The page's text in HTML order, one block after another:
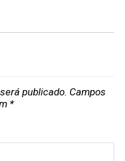
publicado. Campos
*